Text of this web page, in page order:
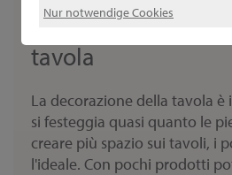
Nur notwendige Cookies
Decorazione
tavola
La decorazione della tavola
si festeggia quasi quanto le
creare più spazio sui tavoli, i
l'ideale. Con pochi prodotti